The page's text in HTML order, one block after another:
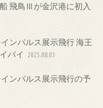
飛鳥Ⅲが金沢港に初入
ンパルス展示飛行 海王
バイ
2025.08.03
ンパルス展示飛行の予